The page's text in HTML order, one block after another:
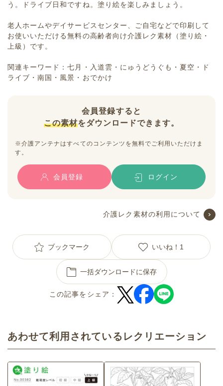
う。ドライブ日和ですね。塗り絵を楽しみましょう。
老人ホームやデイサービスセンター、ご自宅などで印刷して
お使いいただける無料の高齢者向け介護レク素材（塗り絵・
上級）です。
関連キーワード：七月・入道雲・にゅうどうぐも・夏空・ド
ライブ・南国・風景・おでかけ
会員登録すると
この素材をダウンロードできます。
※介護アンテナはすべてのコンテンツを無料でご利用いただけま
す。
会員登録 ログイン
介護レク素材の利用について
ブックマーク いいね！ 1
一括ダウンロードに保存
この記事をシェア：
あわせて利用されているレクリエーション